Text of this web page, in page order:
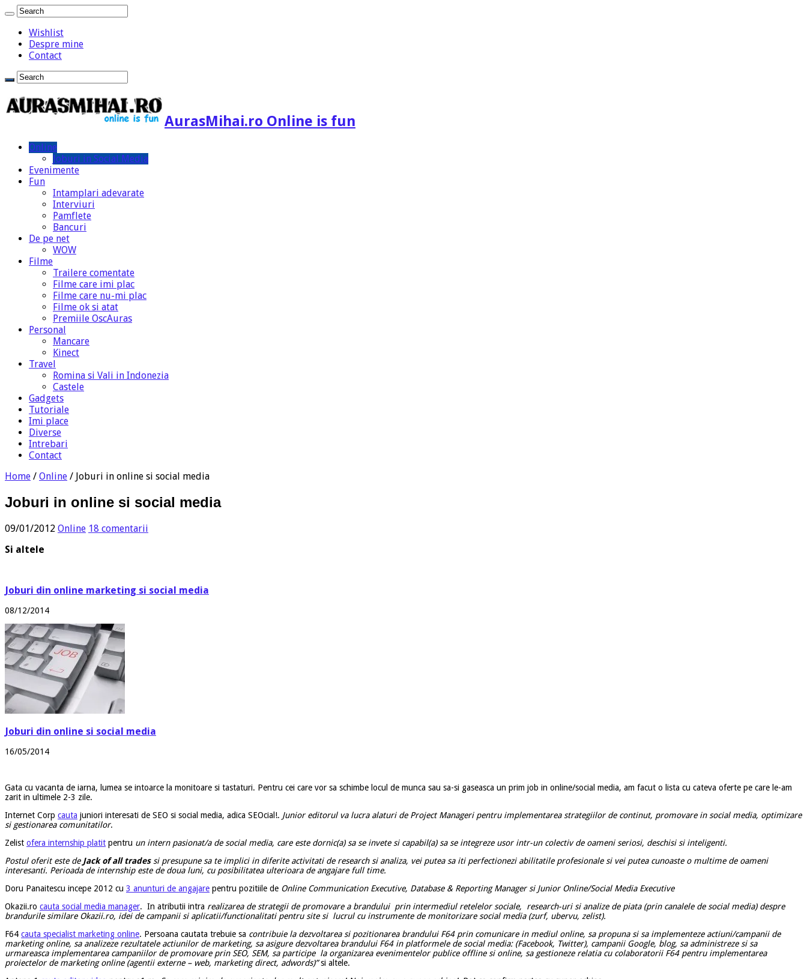
Wishlist
Despre mine
Contact
AurasMihai.ro Online is fun
Online
Joburi in Social Media
Evenimente
Fun
Intamplari adevarate
Interviuri
Pamflete
Bancuri
De pe net
WOW
Filme
Trailere comentate
Filme care imi plac
Filme care nu-mi plac
Filme ok si atat
Premiile OscAuras
Personal
Mancare
Kinect
Travel
Romina si Vali in Indonezia
Castele
Gadgets
Tutoriale
Imi place
Diverse
Intrebari
Contact
Home / Online / Joburi in online si social media
Joburi in online si social media
09/01/2012 Online 18 comentarii
Si altele
Joburi din online marketing si social media
08/12/2014
Joburi din online si social media
16/05/2014
Gata cu vacanta de iarna, lumea se intoarce la monitoare si tastaturi. Pentru cei care vor sa schimbe locul de munca sau sa-si gaseasca un prim job in online/social media, am facut o lista cu cateva oferte pe care le-am
zarit in ultimele 2-3 zile.
Internet Corp cauta juniori interesati de SEO si social media, adica SEOcial!. Junior editorul va lucra alaturi de Project Manageri pentru implementarea strategiilor de continut, promovare in social media, optimizare
si gestionarea comunitatilor.
Zelist ofera internship platit pentru un intern pasionat/a de social media, care este dornic(a) sa se invete si capabil(a) sa se integreze usor intr-un colectiv de oameni seriosi, deschisi si inteligenti.
Postul oferit este de Jack of all tradessi presupune sa te implici in diferite activitati de research si analiza, vei putea sa iti perfectionezi abilitatile profesionale si vei putea cunoaste o multime de oameni
interesanti. Perioada de internship este de doua luni, cu posibilitatea ulterioara de angajare full time.
Doru Panaitescu incepe 2012 cu 3 anunturi de angajare pentru pozitiile de Online Communication Executive, Database & Reporting Manager si Junior Online/Social Media Executive
Okazii.ro cauta social media manager. In atributii intra realizarea de strategii de promovare a brandului prin intermediul retelelor sociale, research-uri si analize de piata (prin canalele de social media) despre
brandurile similare Okazii.ro, idei de campanii si aplicatii/functionalitati pentru site si lucrul cu instrumente de monitorizare social media (zurf, ubervu, zelist).
F64 cauta specialist marketing online. Persoana cautata trebuie sa contribuie la dezvoltarea si pozitionarea brandului F64 prin comunicare in mediul online, sa propuna si sa implementeze actiuni/campanii de
marketing online, sa analizeze rezultatele actiunilor de marketing, sa asigure dezvoltarea brandului F64 in platformele de social media: (Facebook, Twitter), campanii Google, blog, sa administreze si sa
urmareasca implementarea campaniilor de promovare prin SEO, SEM, sa participe la organizarea evenimentelor publice offline si online, sa gestioneze relatia cu colaboratorii F64 pentru implementarea
proiectelor de marketing online (agentii externe – web, marketing direct, adwords)”si altele.